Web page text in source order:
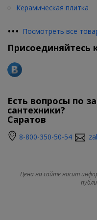
Керамическая плитка
••• Посмотреть все
Присоединяйтесь
Есть вопросы по
сантехники?
Саратов
8-800-350-50-54
Цена на сайте носит